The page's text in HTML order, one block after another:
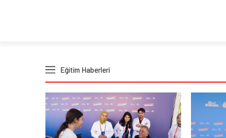
Eğitim Haberleri